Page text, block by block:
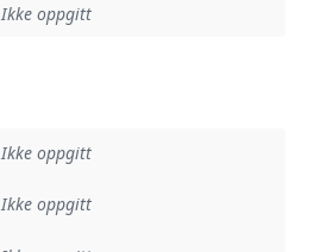
Ikke oppgitt
Ikke oppgitt
:
Ikke oppgitt